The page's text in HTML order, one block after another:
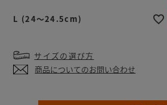
L (24～24.5cm)
サイズの選び方
商品についてのお問い合わせ